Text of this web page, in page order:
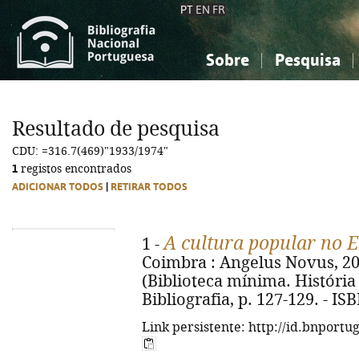
PT EN FR
Sobre Pesquisa
Ciências sociais...
Ciências sociais...
Resultado de pesquisa
CDU: =316.7(469)"1933/1974"
1 registos encontrados
ADICIONAR TODOS RETIRAR TODOS
1 -A cultura popular no
Coimbra : Angelus Novus,
(Biblioteca mínima. História
Bibliografia, p. 127-129. -
Link persistente: http://